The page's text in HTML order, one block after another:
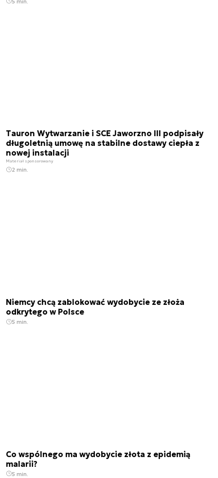
Tauron Wytwarzanie i SCE Jaworzno III podpisały
długoletnią umowę na stabilne dostawy ciepła z
nowej instalacji
Materiał sponsorowany
2 min.
Niemcy chcą zablokować wydobycie ze złoża
odkrytego w Polsce
5 min.
Co wspólnego ma wydobycie złota z epidemią
malarii?
5 min.